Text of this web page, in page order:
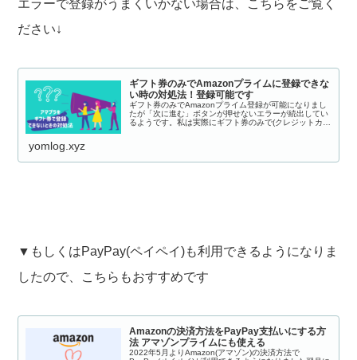
エラーで登録がうまくいかない場合は、こちらをご覧く
ださい↓
ギフト券のみでAmazonプライムに登録できな
い時の対処法！登録可能です
ギフト券のみでAmazonプライム登録が可能になりまし
たが「次に進む」ボタンが押せないエラーが続出してい
るようです。私は実際にギフト券のみで(クレジットカー
yomlog.xyz
▼もしくはPayPay(ペイペイ)も利用できるようになりま
したので、こちらもおすすめです
Amazonの決済方法をPayPay支払いにする方
法 アマゾンプライムにも使える
2022年5月よりAmazon(アマゾン)の決済方法で